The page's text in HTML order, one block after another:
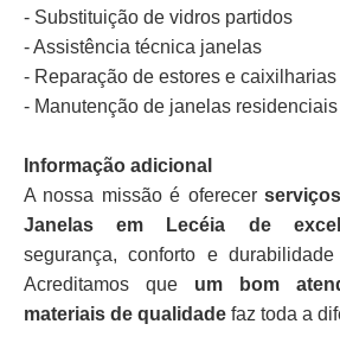
- Substituição de vidros partidos
- Assistência técnica janelas
- Reparação de estores e caixilharias
- Manutenção de janelas
Informação adicional
A nossa missão é oferecer
Janelas em Lecéia de
segurança, conforto e
Acreditamos que um bom
materiais de qualidade faz toda a